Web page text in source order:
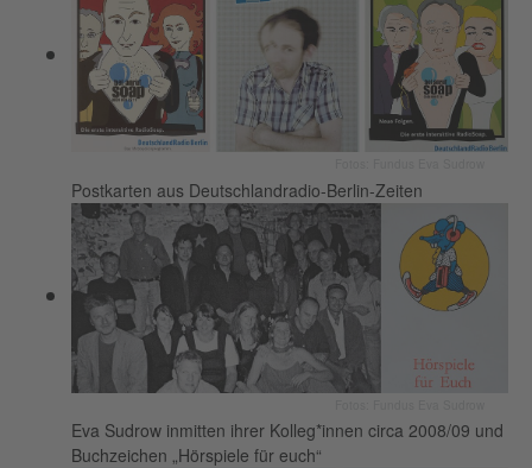
Postkarten aus Deutschlandradio-Berlin-Zeiten
Eva Sudrow inmitten ihrer Kolleg*innen circa 2008/09 und
Buchzeichen „Hörspiele für euch“